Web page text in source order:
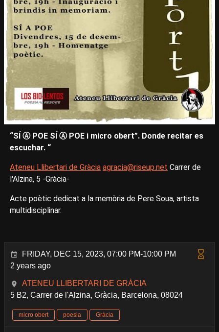
“SÍ Ⓐ POE SÍ Ⓐ POE i micro obert”. Donde recitar es
escuchar. “
Ateneu Llibertari de Gràcia agracia@riseup.net Carrer de
l'Alzina, 5 -Gràcia-
Acte poètic dedicat a la memòria de Pere Soua, artista
multidisciplinar.
FRIDAY, DEC 15, 2023, 07:00 PM-10:00 PM
2 years ago
ATENEU LLIBERTARI DE GRÀCIA
5 B2, Carrer de l'Alzina, Gràcia, Barcelona, 08024
micro obert poesia Gràcia